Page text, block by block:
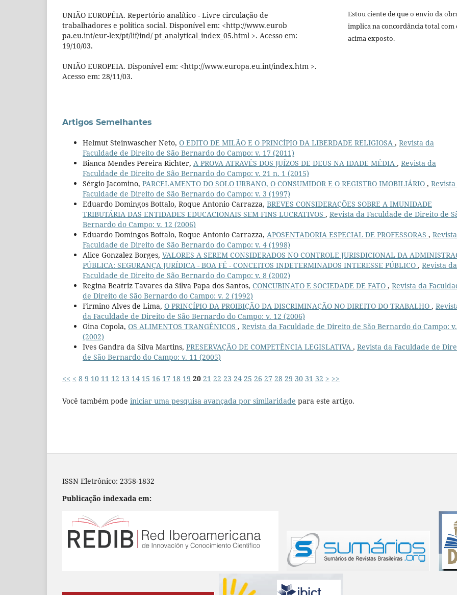
UNIÃO EUROPÉIA. Repertório analítico - Livre circulação de
trabalhadores e política social. Disponível em: <http://www.eurob
pa.eu.int/eur-lex/pt/lif/ind/ pt_analytical_index_05.html >. Acesso em:
19/10/03.
UNIÃO EUROPEIA. Disponível em: <http://www.europa.eu.int/index.htm >.
Acesso em: 28/11/03.
Estou ciente de que o envio da
implica na concordância total com
acima exposto.
Artigos Semelhantes
Helmut Steinwascher Neto, O EDITO DE MILÃO E O PRINCÍPIO DA LIBERDADE RELIGIOSA , Revista da
Faculdade de Direito de São Bernardo do Campo: v. 17 (2011)
Bianca Mendes Pereira Richter, A PROVA ATRAVÉS DOS JUÍZOS DE DEUS NA IDADE MÉDIA , Revista da
Faculdade de Direito de São Bernardo do Campo: v. 21 n. 1 (2015)
Sérgio Jacomino, PARCELAMENTO DO SOLO URBANO, O CONSUMIDOR E O REGISTRO IMOBILIÁRIO ,
Faculdade de Direito de São Bernardo do Campo: v. 3 (1997)
Eduardo Domingos Bottalo, Roque Antonio Carrazza, BREVES CONSIDERAÇÕES SOBRE A IMUNIDADE
TRIBUTÁRIA DAS ENTIDADES EDUCACIONAIS SEM FINS LUCRATIVOS , Revista da Faculdade de Direito de
Bernardo do Campo: v. 12 (2006)
Eduardo Domingos Bottalo, Roque Antonio Carrazza, APOSENTADORIA ESPECIAL DE PROFESSORAS ,
Faculdade de Direito de São Bernardo do Campo: v. 4 (1998)
Alice Gonzalez Borges, VALORES A SEREM CONSIDERADOS NO CONTROLE JURISDICIONAL DA
PÚBLICA: SEGURANÇA JURÍDICA - BOA FÉ - CONCEITOS INDETERMINADOS INTERESSE PÚBLICO , Revista da
Faculdade de Direito de São Bernardo do Campo: v. 8 (2002)
Regina Beatriz Tavares da Silva Papa dos Santos, CONCUBINATO E SOCIEDADE DE FATO , Revista da
de Direito de São Bernardo do Campo: v. 2 (1992)
Firmino Alves de Lima, O PRINCÍPIO DA PROIBIÇÃO DA DISCRIMINAÇÃO NO DIREITO DO TRABALHO ,
da Faculdade de Direito de São Bernardo do Campo: v. 12 (2006)
Gina Copola, OS ALIMENTOS TRANGÊNICOS , Revista da Faculdade de Direito de São Bernardo do Campo:
(2002)
Ives Gandra da Silva Martins, PRESERVAÇÃO DE COMPETÊNCIA LEGISLATIVA , Revista da Faculdade de
de São Bernardo do Campo: v. 11 (2005)
<< < 8 9 10 11 12 13 14 15 16 17 18 19 20 21 22 23 24 25 26 27 28 29 30 31 32 > >>
Você também pode iniciar uma pesquisa avançada por similaridade para este artigo.
ISSN Eletrônico: 2358-1832
Publicação indexada em: